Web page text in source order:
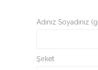
Adınız Soyadınız
Şirket